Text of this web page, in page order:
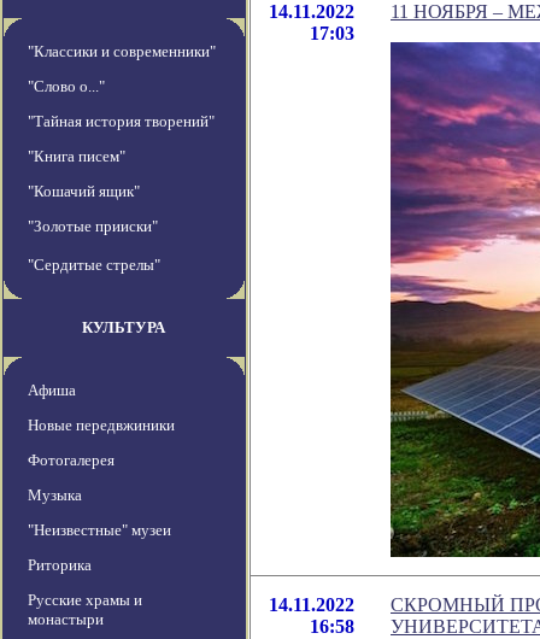
"Классики и современники"
"Слово о..."
"Тайная история творений"
"Книга писем"
"Кошачий ящик"
"Золотые прииски"
"Сердитые стрелы"
КУЛЬТУРА
Афиша
Новые передвжиники
Фотогалерея
Музыка
"Неизвестные" музеи
Риторика
Русские храмы и
монастыри
14.11.2022
17:03
11 НОЯБРЯ –
14.11.2022
16:58
СКРОМНЫЙ